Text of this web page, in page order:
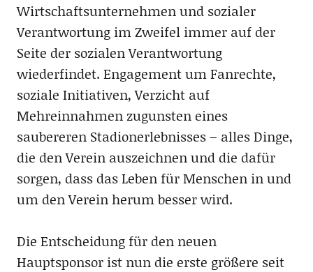
Wirtschaftsunternehmen und sozialer
Verantwortung im Zweifel immer auf der
Seite der sozialen Verantwortung
wiederfindet. Engagement um Fanrechte,
soziale Initiativen, Verzicht auf
Mehreinnahmen zugunsten eines
saubereren Stadionerlebnisses – alles Dinge,
die den Verein auszeichnen und die dafür
sorgen, dass das Leben für Menschen in und
um den Verein herum besser wird.
Die Entscheidung für den neuen
Hauptsponsor ist nun die erste größere seit